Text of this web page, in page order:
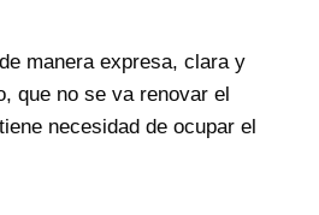
de manera expresa, clara y
que no se va renovar el
necesidad de ocupar el